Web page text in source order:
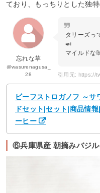
ており、もっちりとした独
忘れな草
@wasurenagusa_
28
タリーズっ
🍛
マイルドな
ビーフストロガノフ ～サ
ドセット|セット|商品情
ーヒー
⑥兵庫県産 朝摘みバジル